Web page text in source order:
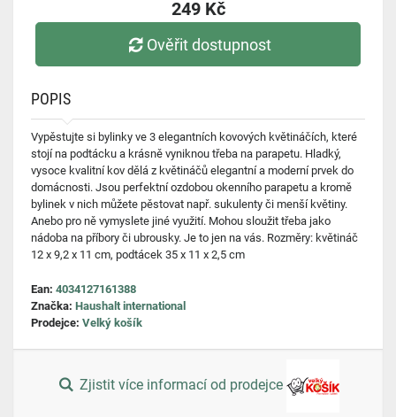
249 Kč
Ověřit dostupnost
POPIS
Vypěstujte si bylinky ve 3 elegantních kovových květináčích, které
stojí na podtácku a krásně vyniknou třeba na parapetu. Hladký,
vysoce kvalitní kov dělá z květináčů elegantní a moderní prvek do
domácnosti. Jsou perfektní ozdobou okenního parapetu a kromě
bylinek v nich můžete pěstovat např. sukulenty či menší květiny.
Anebo pro ně vymyslete jiné využití. Mohou sloužit třeba jako
nádoba na příbory či ubrousky. Je to jen na vás. Rozměry: květináč
12 x 9,2 x 11 cm, podtácek 35 x 11 x 2,5 cm
Ean: 4034127161388
Značka: Haushalt international
Prodejce: Velký košík
Zjistit více informací od prodejce